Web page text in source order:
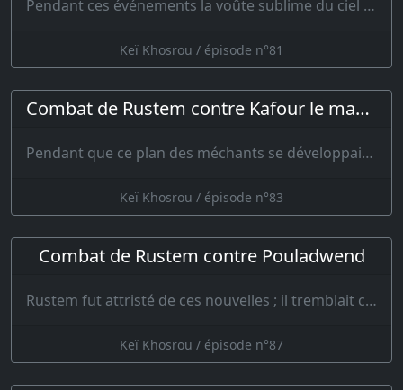
Pendant ces événements la voûte sublime du ciel ne cessait de tourner et bientôt on vin…
Keï Khosrou / épisode n°81
Combat de Rustem contre Kafour le mangeur d'hommes
Pendant que ce plan des méchants se développait, Feribourz retourna …
Keï Khosrou / épisode n°83
Combat de Rustem contre Pouladwend
Rustem fut attristé de ces nouvelles ; il tremblait comme une feuille d’arbre, il s’…
Keï Khosrou / épisode n°87